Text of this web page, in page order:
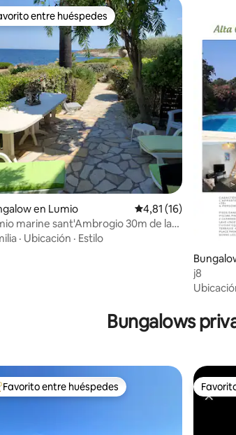
4,8 de 5. 64 evaluaciones
entre huéspedes
entre huéspedes
en Lumio Calificación
4,81 (16)
marine sant'Ambrogio 30m de la
Wifi .
· Ubicación · Estilo
j8
Bungalows
entre los huéspedes más destacados
Favorito entre huéspedes